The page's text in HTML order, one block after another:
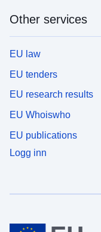
Other services
EU law
EU tenders
EU research results
EU Whoiswho
EU publications
Logg inn